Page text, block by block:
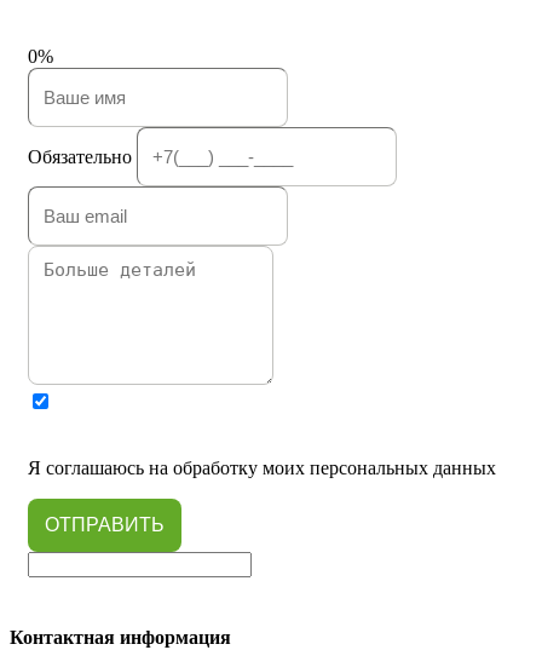
0%
Обязательно
Я соглашаюсь на обработку моих персональных данных
ОТПРАВИТЬ
Контактная информация